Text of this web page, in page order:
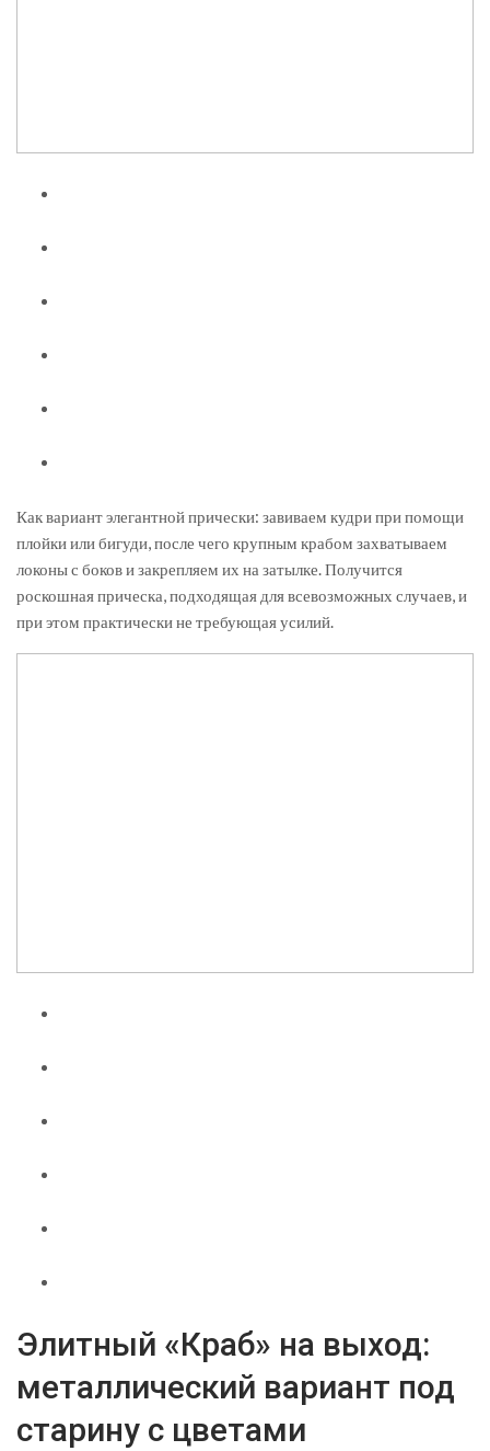
Как вариант элегантной прически: завиваем кудри при помощи
плойки или бигуди, после чего крупным крабом захватываем
локоны с боков и закрепляем их на затылке. Получится
роскошная прическа, подходящая для всевозможных случаев, и
при этом практически не требующая усилий.
Элитный «Краб» на выход:
металлический вариант под
старину с цветами